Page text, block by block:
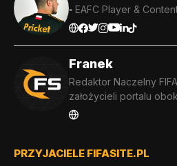
▪️ EAFC Player &
Franek
Redaktor Naczelny
założycieli portalu
PRZYJACIELE FIFASITE.PL